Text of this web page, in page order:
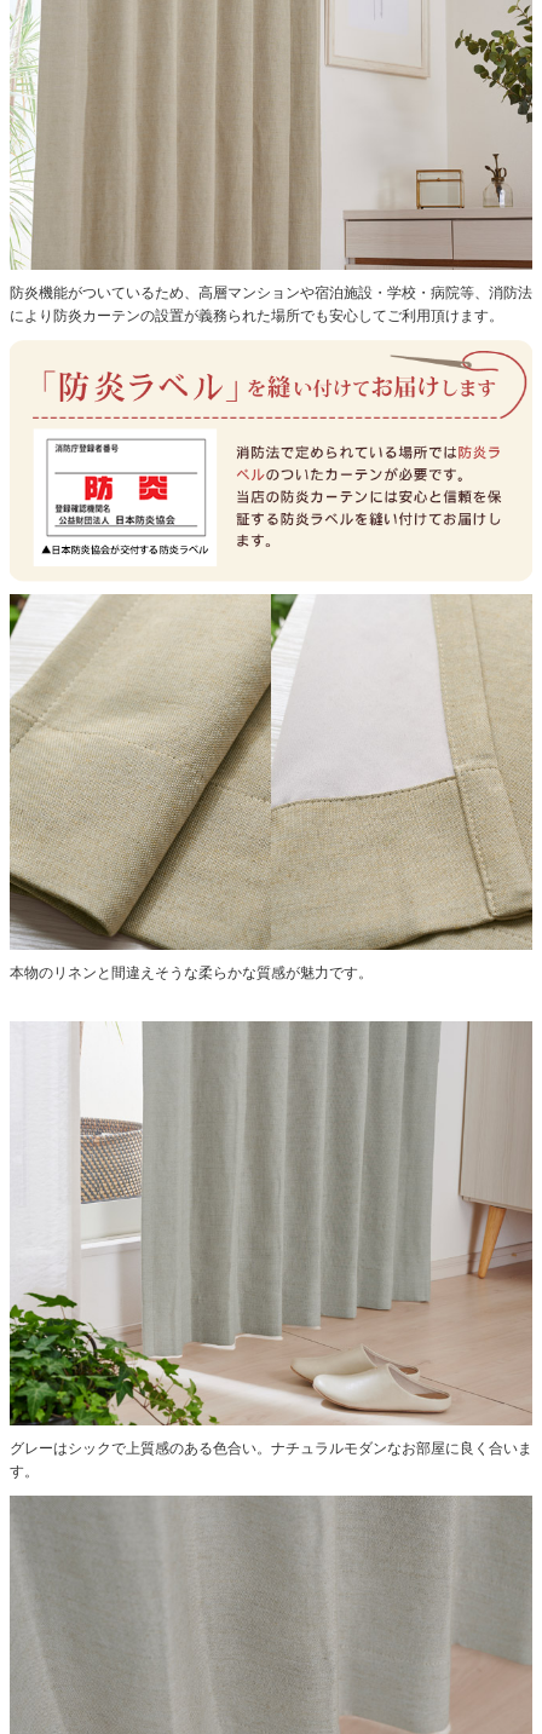
防炎機能がついているため、高層マンションや宿泊施設・学校・病院等、消防法
により防炎カーテンの設置が義務られた場所でも安心してご利用頂けます。
本物のリネンと間違えそうな柔らかな質感が魅力です。
グレーはシックで上質感のある色合い。ナチュラルモダンなお部屋に良く合いま
す。